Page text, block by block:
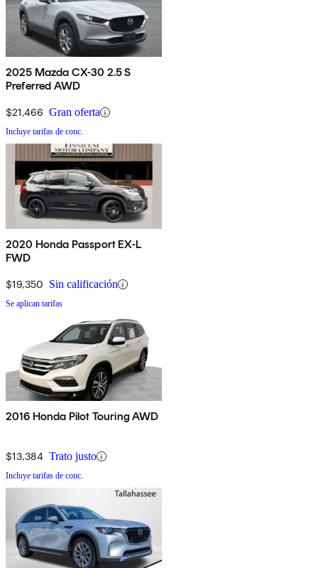
2025 Mazda CX-30 2.5 S
Preferred AWD
$21,466 Gran oferta
Incluye tarifas de conc.
2020 Honda Passport EX-L
FWD
$19,350 Sin calificación
Se aplican tarifas
2016 Honda Pilot Touring AWD
$13,384 Trato justo
Incluye tarifas de conc.